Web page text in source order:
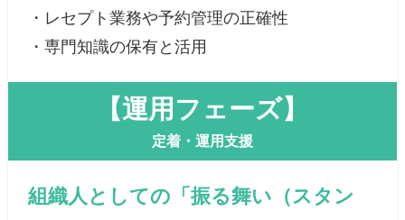
・レセプト業務や予約管理の正確性
・専門知識の保有と活用
【運用フェーズ】
定着・運用支援
組織人としての「振る舞い（スタン